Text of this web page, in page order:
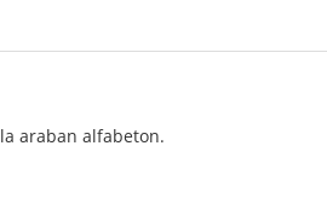
araban alfabeton.